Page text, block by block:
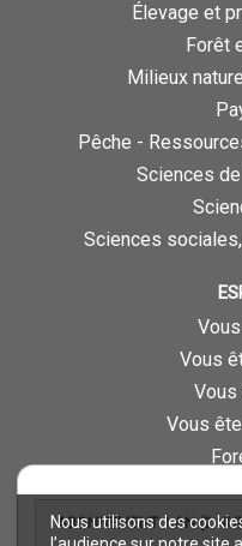
Nous utilisons des
ABONNEMENT 1 AN (2
Élevage et
Forêt
Milieux
Pêche -
Sciences
Sciences
Vous
Vous
Vous